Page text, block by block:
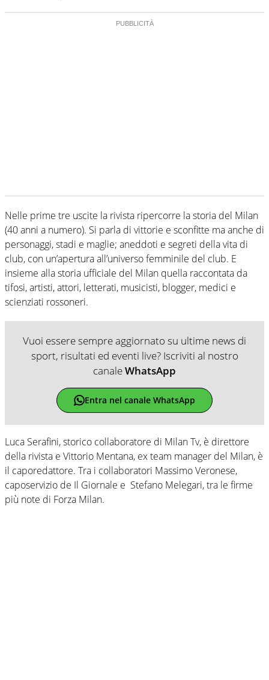
Nelle prime tre uscite la rivista ripercorre la storia del Milan
(40 anni a numero). Si parla di vittorie e sconfitte ma anche di
personaggi, stadi e maglie; aneddoti e segreti della vita di
club, con un’apertura all’universo femminile del club. E
insieme alla storia ufficiale del Milan quella raccontata da
tifosi, artisti, attori, letterati, musicisti, blogger, medici e
scienziati rossoneri.
Vuoi essere sempre aggiornato su ultime news di
sport, risultati ed eventi live? Iscriviti al nostro
canaleWhatsApp
Entra nel canale WhatsApp
Luca Serafini, storico collaboratore di Milan Tv, è direttore
della rivista e Vittorio Mentana, ex team manager del Milan, è
il caporedattore. Tra i collaboratori Massimo Veronese,
caposervizio de Il Giornale e Stefano Melegari, tra le firme
più note di Forza Milan.